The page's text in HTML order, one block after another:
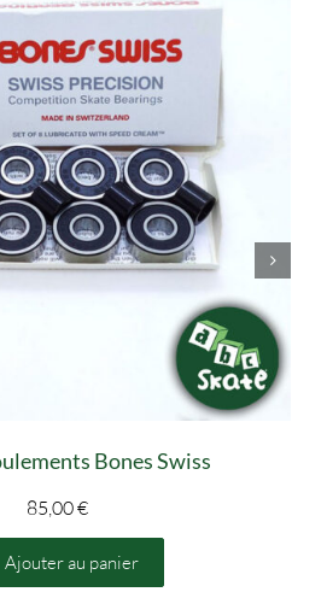
Bones Swiss
85,00€
Ajouter au panier